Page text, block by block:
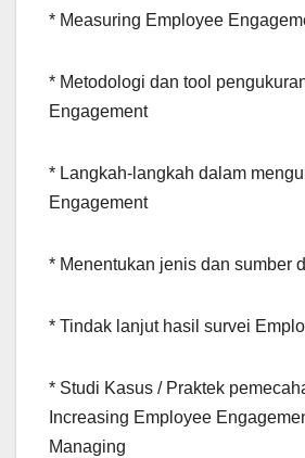
* Measuring Employee
* Metodologi dan tool
Engagement
* Langkah-langkah dalam
Engagement
* Menentukan jenis dan sumber
* Tindak lanjut hasil survei
* Studi Kasus / Praktek
Increasing Employee
Managing